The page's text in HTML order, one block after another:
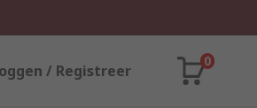
/ Registreer
0